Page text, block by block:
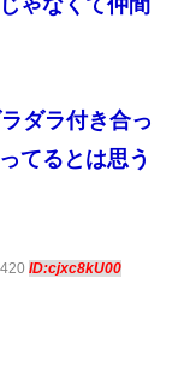
ダラ付き合っ
てるとは思う
ID:cjxc8kU00